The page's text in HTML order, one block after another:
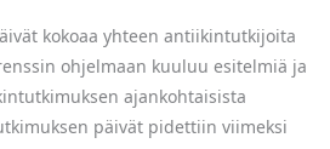
kokoaa yhteen antiikintutkijoita
ohjelmaan kuuluu esitelmiä ja
ajankohtaisista
päivät pidettiin viimeksi